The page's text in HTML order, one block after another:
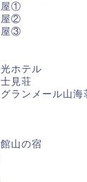
屋①
屋②
屋③
ホテル
見荘
ランメール山海
山の宿